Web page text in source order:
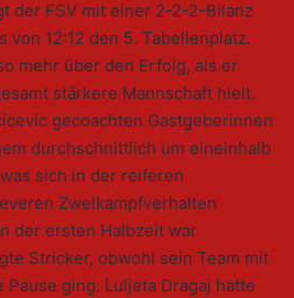
der FSV mit einer 2-2-2-Bilanz
von 12:12 den 5. Tabellenplatz.
mehr über den Erfolg, als er
stärkere Mannschaft hielt.
gecoachten Gastgeberinnen
durchschnittlich um eineinhalb
sich in der reiferen
Zweikampfverhalten
der ersten Halbzeit war
Stricker, obwohl sein Team mit
ging. Luljeta Dragaj hatte